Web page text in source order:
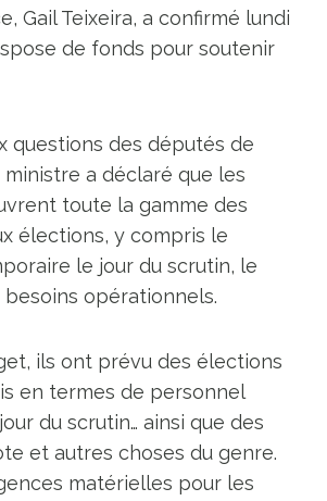
Gail Teixeira, a confirmé lundi
de fonds pour soutenir
questions des députés de
ministre a déclaré que les
toute la gamme des
élections, y compris le
le jour du scrutin, le
opérationnels.
ils ont prévu des élections
en termes de personnel
du scrutin… ainsi que des
et autres choses du genre.
matérielles pour les